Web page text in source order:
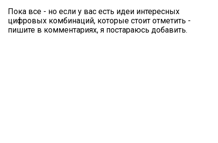
Пока все - но если у вас есть идеи интересных
цифровых комбинаций, которые стоит отметить -
пишите в комментариях, я постараюсь добавить.